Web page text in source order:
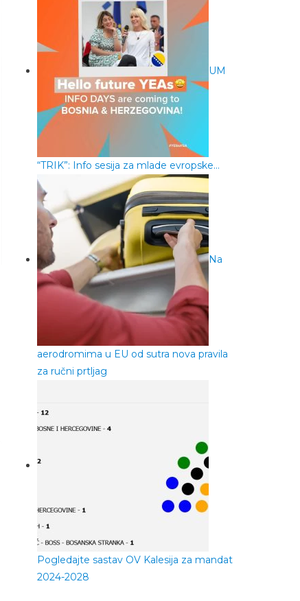
UM
“TRIK”: Info sesija za mlade evropske…
Na
aerodromima u EU od sutra nova pravila
za ručni prtljag
Pogledajte sastav OV Kalesija za mandat
2024-2028